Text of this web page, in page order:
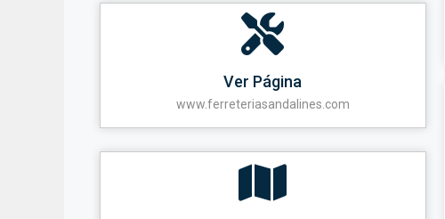
Ver Página
www.ferreteriasandalines.com